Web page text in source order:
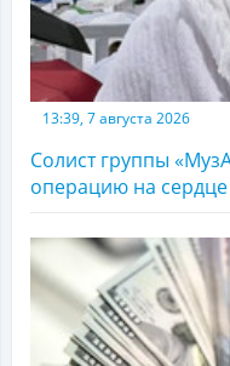
13:39, 7 августа 2026
Солист группы
операцию на сердце